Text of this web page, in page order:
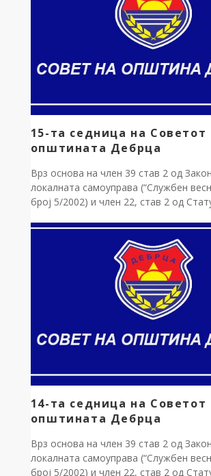
15-та седница на Советот
општината Дебрца
Врз основа на член 39 став 2 од
локалната самоуправа (“Службен
број 5/2002) и член 22, став 2 од
општината Дебрца”, број 3/2005),
Е Ш Е Н И Е за свикување на 15-та
Советот на општината Дебрца […]
14-та седница на Советот
општината Дебрца
Врз основа на член 39 став 2 од
локалната самоуправа (“Службен
број 5/2002) и член 22, став 2 од